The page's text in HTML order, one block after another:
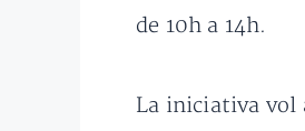
de 10h a 14h.
La iniciativa vol